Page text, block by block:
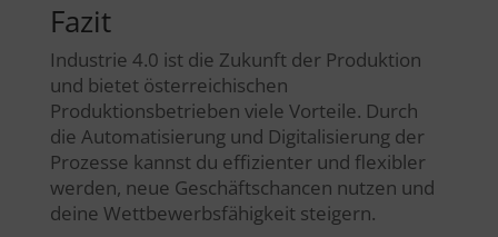
Fazit
Industrie 4.0 ist die Zukunft der Produktion
und bietet österreichischen
Produktionsbetrieben viele Vorteile. Durch
die Automatisierung und Digitalisierung der
Prozesse kannst du effizienter und flexibler
werden, neue Geschäftschancen nutzen und
deine Wettbewerbsfähigkeit steigern.